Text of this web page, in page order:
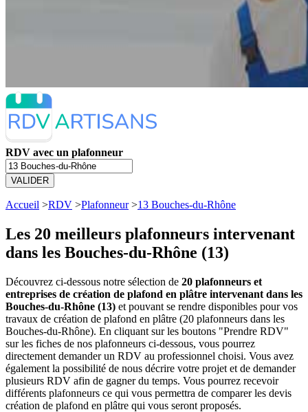
RDV avec un plafonneur
VALIDER
Accueil >RDV >Plafonneur>13 Bouches-du-Rhône
Les 20 meilleurs plafonneurs intervenant
dans les Bouches-du-Rhône (13)
Découvrez ci-dessous notre sélection de 20 plafonneurs et
entreprises de création de plafond en plâtre intervenant dans les
Bouches-du-Rhône (13) et pouvant se rendre disponibles pour vos
travaux de création de plafond en plâtre (20 plafonneurs dans les
Bouches-du-Rhône). En cliquant sur les boutons "Prendre RDV"
sur les fiches de nos plafonneurs ci-dessous, vous pourrez
directement demander un RDV au professionnel choisi. Vous avez
également la possibilité de nous décrire votre projet et de demander
plusieurs RDV afin de gagner du temps. Vous pourrez recevoir
différents plafonneurs ce qui vous permettra de comparer les devis
création de plafond en plâtre qui vous seront proposés.